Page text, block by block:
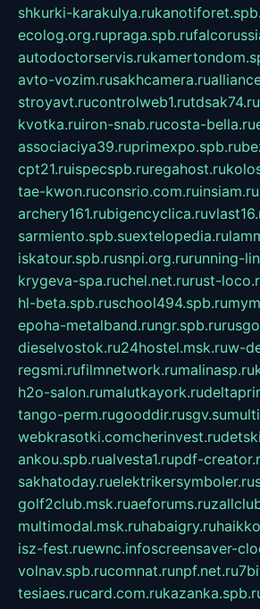
shkurki-karakulya.ru
ecolog.org.rupraga.spb.ru
autodoctorservis.ru
avto-vozim.rusakhcamera.ru
stroyavt.rucontrolweb1.rutdsak74.ru
kvotka.ruiron-snab.rucosta-bella.ru
associaciya39.ruprimexpo.spb.ru
cpt21.ruispecspb.ruregahost.ru
tae-kwon.ruconsrio.com.ruinsiam.ru
archery161.rubigencyclica.ru
sarmiento.spb.suextelopedia.ru
iskatour.spb.rusnpi.org.rurunning-
krygeva-spa.ruchel.net.rurust-
hl-beta.spb.ruschool494.spb.ru
epoha-metalband.rungr.spb.ru
dieselvostok.ru24hostel.msk.ruw-
regsmi.rufilmnetwork.rumalinasp.ru
h2o-salon.rumalutkayork.ru
tango-perm.rugooddir.rusgv.su
webkrasotki.comcherinvest.ru
ankou.spb.rualvesta1.rupdf-
sakhatoday.ruelektrikersymboler.ru
golf2club.msk.ruaeforums.ru
multimodal.msk.ruhabaigry.ru
isz-fest.ruewnc.infoscreensaver-
volnav.spb.rucomnat.runpf.net.ru
tesiaes.rucard.com.ru